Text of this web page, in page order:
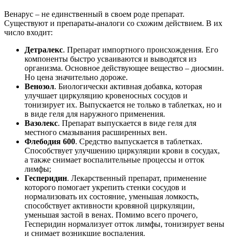
Венарус – не единственный в своем роде препарат.
Существуют и препараты-аналоги со схожим действием. В их
число входит:
Детралекс. Препарат импортного происхождения. Его
компоненты быстро усваиваются и выводятся из
организма. Основное действующее вещество – диосмин.
Но цена значительно дороже.
Венозол. Биологически активная добавка, которая
улучшает циркуляцию кровеносных сосудов и
тонизирует их. Выпускается не только в таблетках, но и
в виде геля для наружного применения.
Вазолекс. Препарат выпускается в виде геля для
местного смазывания расширенных вен.
Флебодия 600. Средство выпускается в таблетках.
Способствует улучшению циркуляции крови в сосудах,
а также снимает воспалительные процессы и отток
лимфы;
Гесперидин. Лекарственный препарат, применение
которого помогает укрепить стенки сосудов и
нормализовать их состояние, уменьшая ломкость,
способствует активности кровяной циркуляции,
уменьшая застой в венах. Помимо всего прочего,
Гесперидин нормализует отток лимфы, тонизирует вены
и снимает возникшие воспаления.